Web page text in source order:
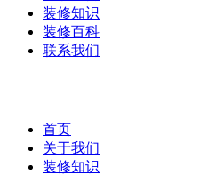
装修知识
装修百科
联系我们
首页
关于我们
装修知识